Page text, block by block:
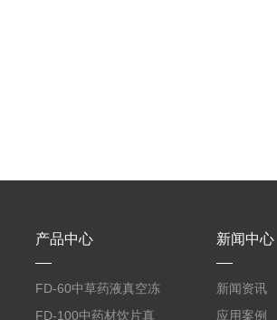
产品中心
FD-60中草药液真空冻
干机
FD-100中药材饮片真
新闻中心
新闻资讯
应用案例